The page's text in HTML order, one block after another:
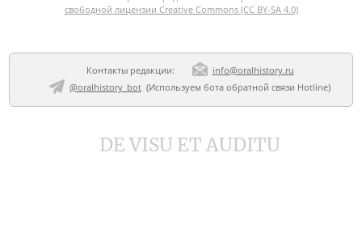
свободной лицензии Creative Commons (CC BY-SA 4.0)
Контакты редакции:
info@oralhistory.ru
@oralhistory_bot(Используем бота обратной связи Hotline)
DE VISU ET AUDITU